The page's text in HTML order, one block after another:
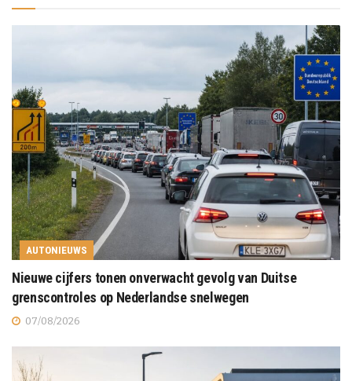
AUTONIEUWS
Nieuwe cijfers tonen onverwacht gevolg van Duitse
grenscontroles op Nederlandse snelwegen
07/08/2026